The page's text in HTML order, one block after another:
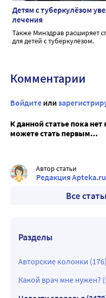
Детям с туберкулёзом
лечения
Также Минздрав расширяет
для детей с туберкулёзом.
Комментарии
Войдите или
К данной статье пока
можете стать первым...
Автор статьи
Редакция Apteka.ru
Все
Разделы
Авторские колонки (176)
Какой врач мне нужен?